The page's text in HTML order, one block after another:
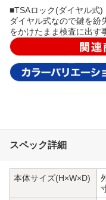
■TSAロック(ダイヤル式)
ダイヤル式なので鍵を紛
をかけたまま検査に出す
スペック詳細
本体サイズ(H×W×D)